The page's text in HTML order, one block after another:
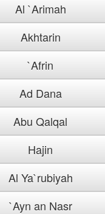
Al `Arimah
Akhtarin
`Afrin
Ad Dana
Abu Qalqal
Hajin
Al Ya`rubiyah
`Ayn an Nasr